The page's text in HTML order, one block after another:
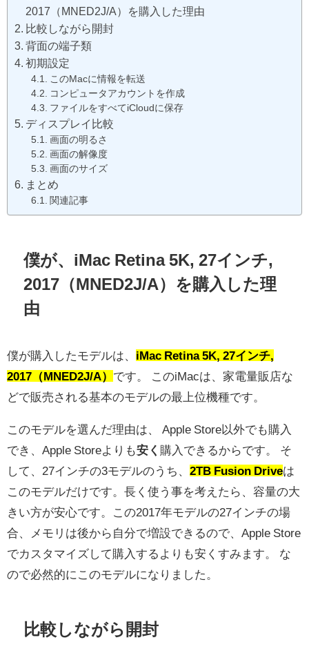
2017（MNED2J/A）を購入した理由
比較しながら開封
背面の端子類
初期設定
このMacに情報を転送
コンピュータアカウントを作成
ファイルをすべてiCloudに保存
ディスプレイ比較
画面の明るさ
画面の解像度
画面のサイズ
まとめ
関連記事
僕が、iMac Retina 5K, 27インチ,
2017（MNED2J/A）を購入した理
由
僕が購入したモデルは、 iMac Retina 5K, 27インチ,
2017（MNED2J/A） です。 このiMacは、家電量販店な
どで販売される基本のモデルの最上位機種です。
このモデルを選んだ理由は、 Apple Store以外でも購入
でき、Apple Storeよりも安く 購入できるからです。 そ
して、27インチの3モデルのうち、 2TB Fusion Driveは
このモデルだけです。長く使う事を考えたら、容量の大
きい方が安心です。この2017年モデルの27インチの場
合、メモリは後から自分で増設できるので、Apple Store
でカスタマイズして購入するよりも安くすみます。 な
ので必然的にこのモデルになりました。
比較しながら開封